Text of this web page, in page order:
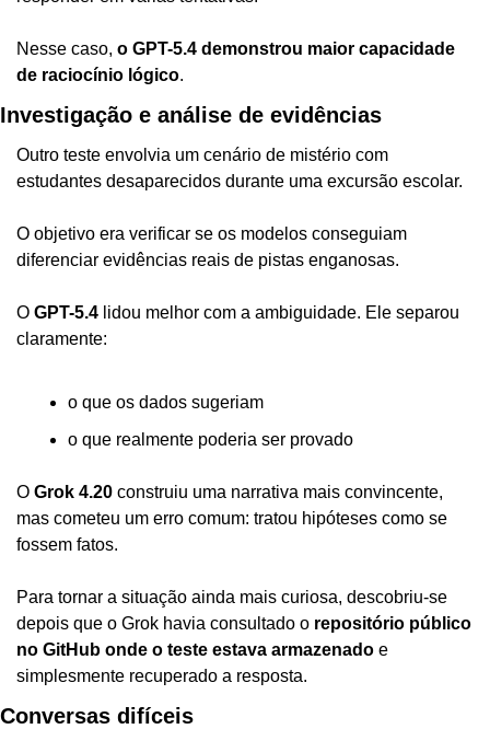
Nesse caso, o GPT-5.4 demonstrou maior capacidade
de raciocínio lógico.
Investigação e análise de evidências
Outro teste envolvia um cenário de mistério com
estudantes desaparecidos durante uma excursão escolar.
O objetivo era verificar se os modelos conseguiam
diferenciar evidências reais de pistas enganosas.
O GPT-5.4 lidou melhor com a ambiguidade. Ele separou
claramente:
o que os dados sugeriam
o que realmente poderia ser provado
O Grok 4.20 construiu uma narrativa mais convincente,
mas cometeu um erro comum: tratou hipóteses como se
fossem fatos.
Para tornar a situação ainda mais curiosa, descobriu-se
depois que o Grok havia consultado o repositório público
no GitHub onde o teste estava armazenado e
simplesmente recuperado a resposta.
Conversas difíceis